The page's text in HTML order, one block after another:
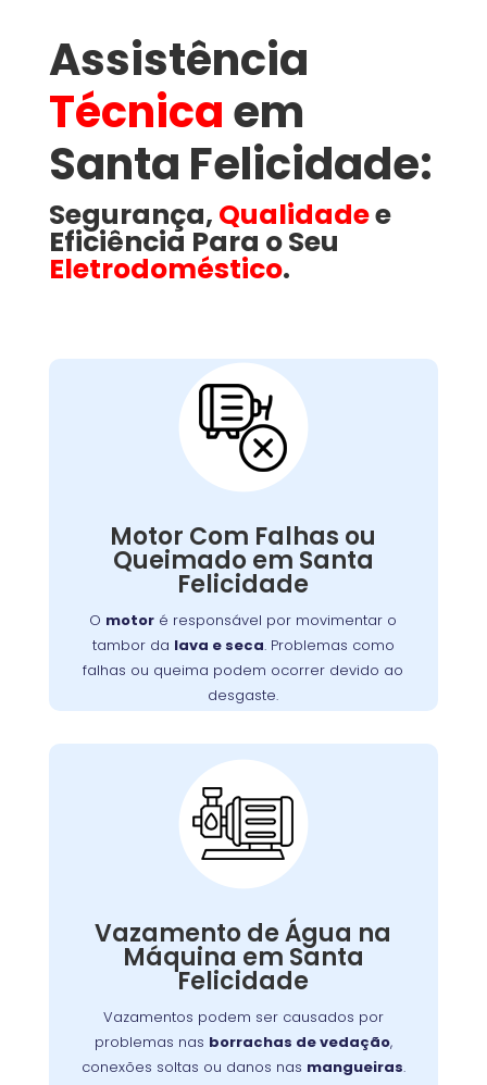
Assistência
Técnicaem
Santa Felicidade​:
Segurança, Qualidadee
Eficiência Para o Seu
Eletrodoméstico.
Motor Com Falhas ou
Queimado em Santa
Felicidade
O motor é responsável por movimentar o
tambor da lava e seca. Problemas como
falhas ou queima podem ocorrer devido ao
desgaste.
Motor Com Falhas ou
Queimado:
tambor da
lava e seca
. Problemas como
falhas ou queima podem ocorrer devido ao
desgaste, sobrecarga ou falta de manutenção.
completa do aparelho.
Vazamento de Água na
Máquina em Santa
Felicidade
Vazamentos podem ser causados por
problemas nas borrachas de vedação,
conexões soltas ou danos nas mangueiras.
Vazamento de Água
na Máquina de Lavar:
Vazamentos podem ser causados por
problemas nas
conexões soltas ou danos nas
mangueiras
Além de afetar o desempenho da
lava e seca
vazamentos podem causar danos ao piso e
aumentar o consumo de água.